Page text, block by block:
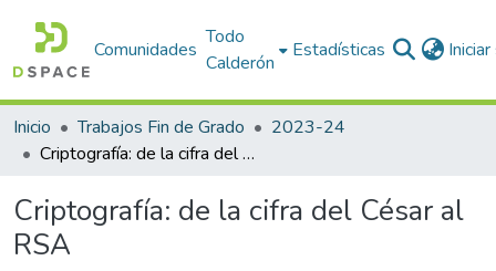
Comunidades
Todo
Calderón
Estadísticas
Inicio Trabajos Fin de Grado
2023-24
Criptografía: de la cifra del César al RSA
Criptografía: de la cifra del César al
RSA